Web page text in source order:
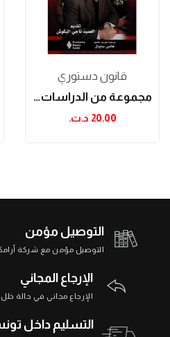
قانون دستوري
مجموعة من الدراسات مهداة إلى روح العميد عبد...
20.00 د.ت.‏
التوصيل مؤمن
التوصيل مؤمن مع شركة
الإرجاع المجاني
الإرجاع مجاني في حالة خلل
التسليم داخل